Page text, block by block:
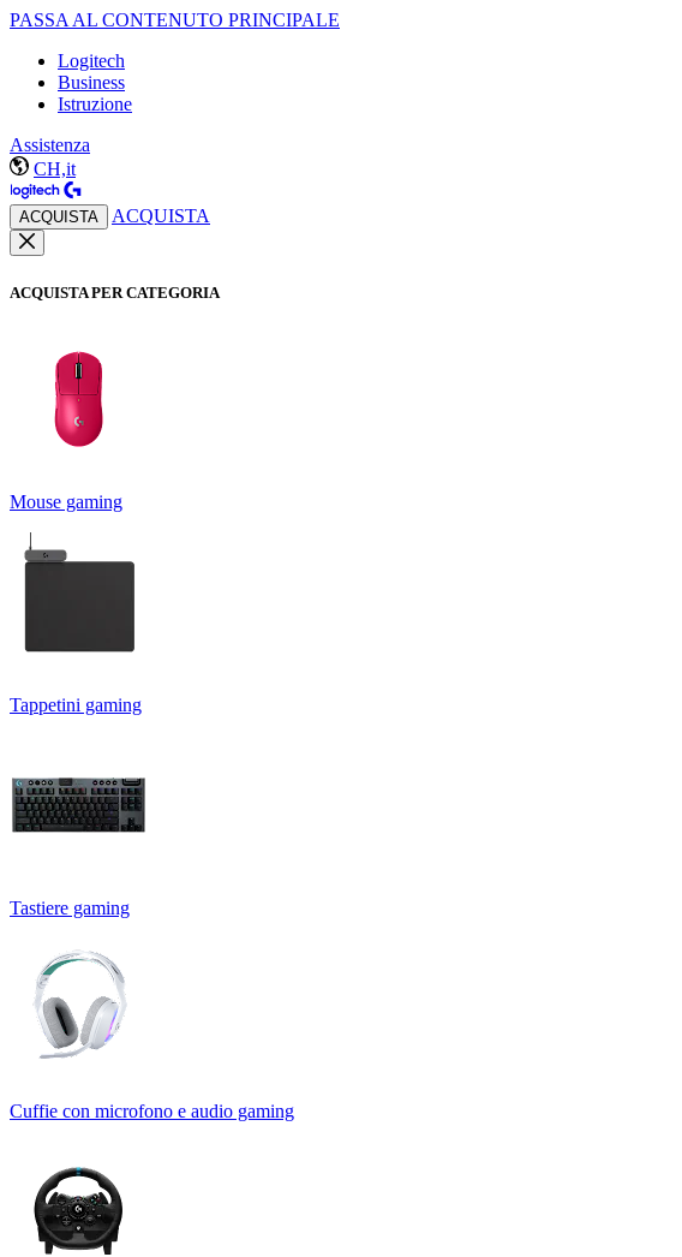
PASSA AL CONTENUTO PRINCIPALE
Logitech
Business
Istruzione
Assistenza
CH,it
ACQUISTA ACQUISTA
ACQUISTA PER CATEGORIA
Mouse gaming
Tappetini gaming
Tastiere gaming
Cuffie con microfono e audio gaming